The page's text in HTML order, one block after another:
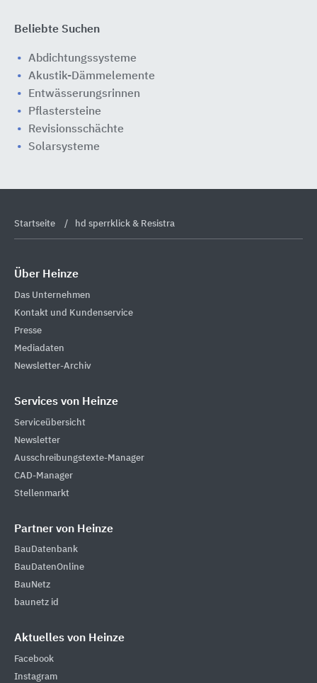
Beliebte Suchen
Abdichtungssysteme
Akustik-Dämmelemente
Entwässerungsrinnen
Pflastersteine
Revisionsschächte
Solarsysteme
Startseite hd sperrklick & Resistra
Über Heinze
Das Unternehmen
Kontakt und Kundenservice
Presse
Mediadaten
Newsletter-Archiv
Services von Heinze
Serviceübersicht
Newsletter
Ausschreibungstexte-Manager
CAD-Manager
Stellenmarkt
Partner von Heinze
BauDatenbank
BauDatenOnline
BauNetz
baunetz id
Aktuelles von Heinze
Facebook
Instagram